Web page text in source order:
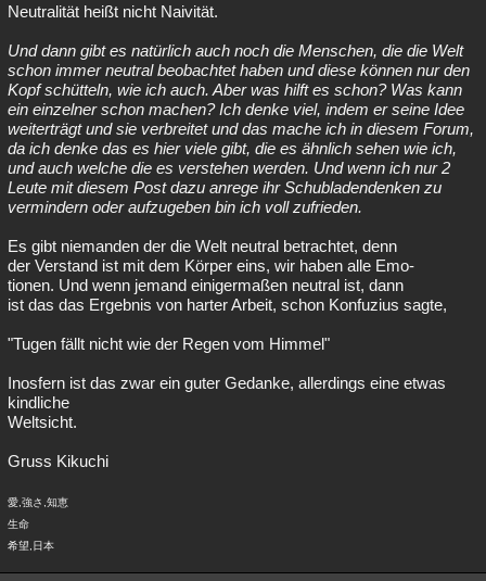
Neutralität heißt nicht Naivität.
Und dann gibt es natürlich auch noch die Menschen, die die Welt
schon immer neutral beobachtet haben und diese können nur den
Kopf schütteln, wie ich auch. Aber was hilft es schon? Was kann
ein einzelner schon machen? Ich denke viel, indem er seine Idee
weiterträgt und sie verbreitet und das mache ich in diesem Forum,
da ich denke das es hier viele gibt, die es ähnlich sehen wie ich,
und auch welche die es verstehen werden. Und wenn ich nur 2
Leute mit diesem Post dazu anrege ihr Schubladendenken zu
vermindern oder aufzugeben bin ich voll zufrieden.
Es gibt niemanden der die Welt neutral betrachtet, denn
der Verstand ist mit dem Körper eins, wir haben alle Emo-
tionen. Und wenn jemand einigermaßen neutral ist, dann
ist das das Ergebnis von harter Arbeit, schon Konfuzius sagte,
"Tugen fällt nicht wie der Regen vom Himmel"
Inosfern ist das zwar ein guter Gedanke, allerdings eine etwas
kindliche
Weltsicht.
Gruss Kikuchi
愛,強さ,知恵
生命
希望,日本